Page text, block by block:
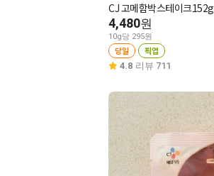
CJ 고메함박스테이크152g
4,480원
10g당 295원
당일 픽업
4.8 리뷰 711